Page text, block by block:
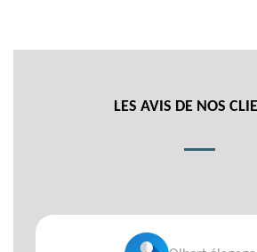
LES AVIS DE NOS